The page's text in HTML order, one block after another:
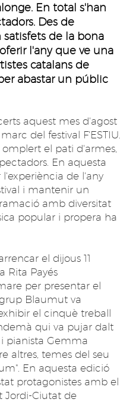
En total s'han
Des de
de la bona
l'any que ve una
catalans de
abastar un públic
aquest mes d'agost
del festival F'ESTIU.
el pati d'armes,
En aquesta
l'experiència de l'any
i mantenir un
amb diversitat
popular i propera ha
el dijous 11
Rita Payés
per presentar el
Blaumut va
el cinquè treball
qui va pujar dalt
pianista Gemma
altres, temes del seu
En aquesta edició
protagonistes amb el
Jordi-Ciutat de